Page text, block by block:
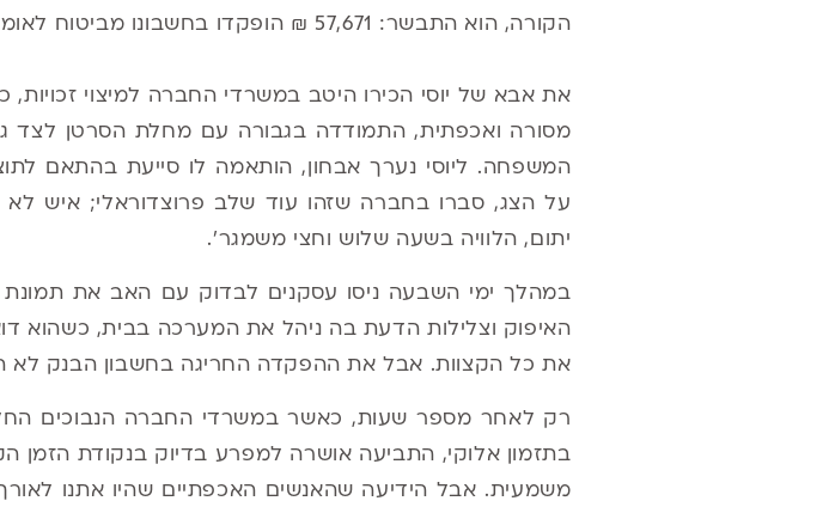
הקורה, הוא התבשר: 57,671 ₪ הופקדו בחשבונו מביטוח לאומי – דמי הקצבה אליה היה יוסי זכאי
את אבא של יוסי הכירו היטב במשרדי החברה למיצוי
מסורה ואכפתית, התמודדה בגבורה עם מחלת הסרטן לצד
המשפחה. ליוסי נערך אבחון, הותאמה לו סייעת בהתאם
על הצג, סברו בחברה שזהו עוד שלב פרוצדוראלי; איש
יתום, הלוויה בשעה שלוש וחצי משמגר'.
במהלך ימי השבעה ניסו עסקנים לבדוק עם האב את
האיפוק וצלילות הדעת בה ניהל את המערכה בבית, כשהוא
את כל הקצוות. אבל את ההפקדה החריגה בחשבון הבנק לא
רק לאחר מספר שעות, כאשר במשרדי החברה הנבוכים
בתזמון אלוקי, התביעה אושרה למפרע בדיוק בנקודת
משמעית. אבל הידיעה שהאנשים האכפתיים שהיו אתנו